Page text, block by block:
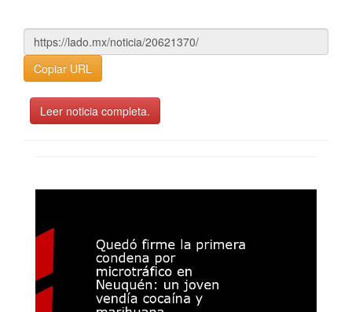
Copiar URL
Leer noticia completa.